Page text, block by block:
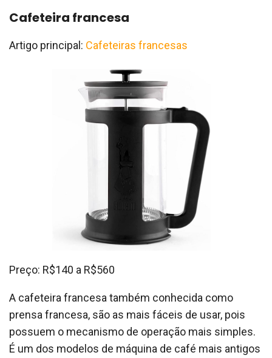
Cafeteira francesa
Artigo principal: Cafeteiras francesas
Preço: R$140 a R$560
A cafeteira francesa também conhecida como
prensa francesa, são as mais fáceis de usar, pois
possuem o mecanismo de operação mais simples.
É um dos modelos de máquina de café mais antigos